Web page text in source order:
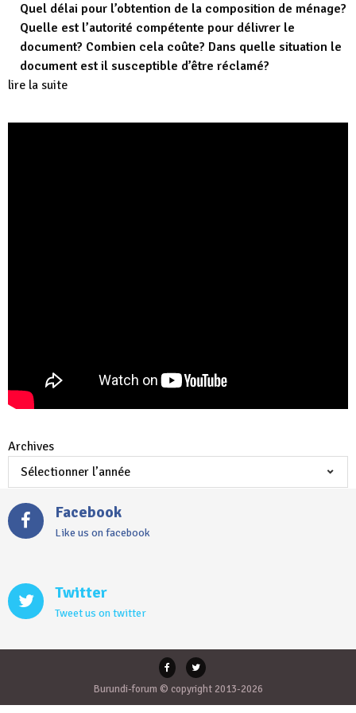
Quel délai pour l’obtention de la composition de ménage?
Quelle est l’autorité compétente pour délivrer le
document? Combien cela coûte? Dans quelle situation le
document est il susceptible d’être réclamé?
lire la suite
Archives
Facebook
Like us on facebook
Twitter
Tweet us on twitter
Burundi-forum © copyright 2013-2026